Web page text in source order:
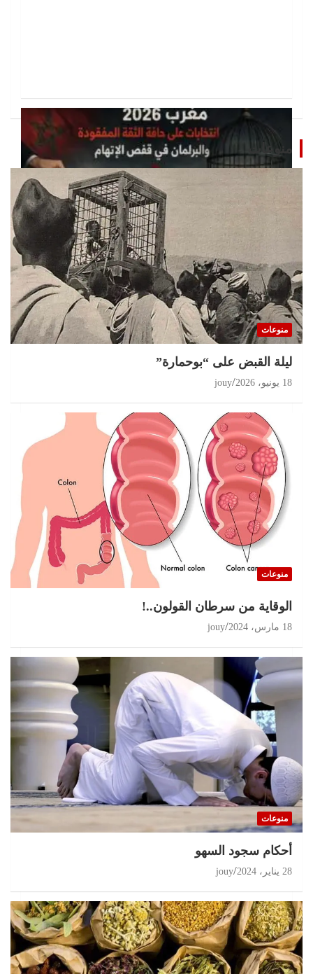
تحقيقات
مغرب 2026 انتخابات على حافة الثقة المفقودة و
البرلمان في قفص الإتهام
jouy
منوعات
منوعات
ليلة القبض على “بوحمارة”
18 يونيو، 2026 jouy
منوعات
الوقاية من سرطان القولون..!
18 مارس، 2024 jouy
منوعات
أحكام سجود السهو
28 يناير، 2024 jouy